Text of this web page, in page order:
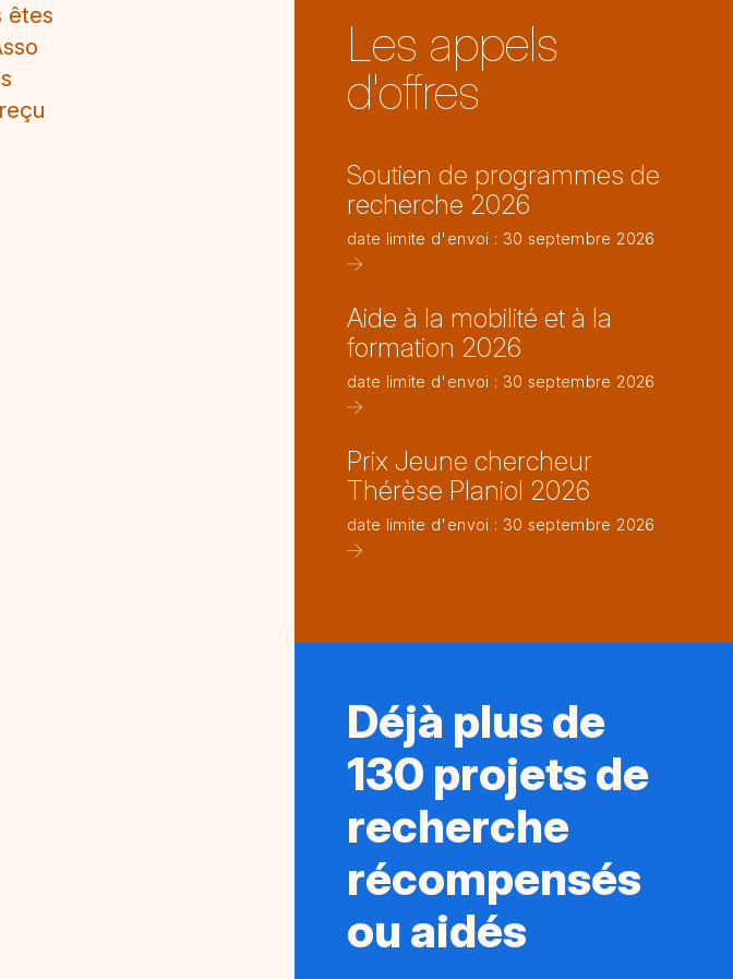
êtes
Les appels
d'offres
Soutien de programmes de
recherche 2026
date limite d'envoi : 30 septembre 2026
Aide à la mobilité et à la
formation 2026
date limite d'envoi : 30 septembre 2026
Prix Jeune chercheur
Thérèse Planiol 2026
date limite d'envoi : 30 septembre 2026
Déjà plus de
130 projets de
recherche
récompensés
ou aidés